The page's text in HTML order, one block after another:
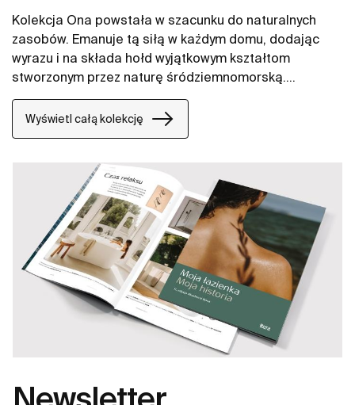
Kolekcja Ona powstała w szacunku do naturalnych
zasobów. Emanuje tą siłą w każdym domu, dodając
wyrazu i na składa hołd wyjątkowym kształtom
stworzonym przez naturę śródziemnomorską.
Funkcjonalna, ale nie chłodna w swoim wyrazie,
oszczędna, a jednak nieodłącznie ciepła jak
środowisko naturalne, stworzona przez tych, którzy
Wyświetl całą kolekcję